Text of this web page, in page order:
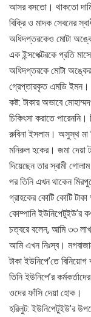
আসর বসতো। থাকতো
বিক্রি ও মাদক সেবনের
অধিদপ্তরকেও মোটা অঙ্কে
এক ইন্সপেক্টরকে প্রতি
অধিদপ্তরকে মোটা অঙ্কের
গ্রেপ্তারকৃত এমডি ইমন।
কষ্ট: টাকার অভাবে
চিকিৎসা করাতে পারেননি।
রুবিনা ইসলাম। অসুস্থ মা
মনিরুল হকের। জমা দেয়া
দিয়েছেন তার স্বামী
পর তিনি এখন থাকেন
গ্রাহকের কোটি কোটি
কোম্পানি ইউনিপেটুইউ’র
চত্বরে বলেন, আমি ৩৩ লাখ
আমি এখন নিঃস্ব।
টাকা ইউনিপে’তে
তিনি ইউনিপে’র
ওদের ফাঁসি দেয়া হোক।
হরিলুট: ইউনিপেটুইউ’র